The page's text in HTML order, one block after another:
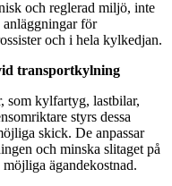
och reglerad miljö, inte
för
och i hela kylkedjan.
transportkylning
som kylfartyg, lastbilar,
styrs dessa
skick. De anpassar
och minska slitaget på
ägandekostnad.